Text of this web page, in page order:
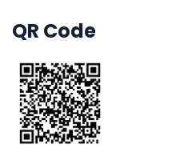
QR Code